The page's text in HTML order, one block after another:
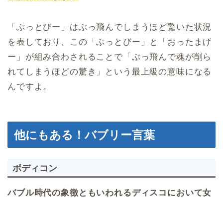
「ぶっとびー」はぶっ飛んでしまうほど驚いた状況
を表しており、この「ぶっとびー」と「おったまげ
ー」が組み合わされることで「ぶっ飛んで魂が削ら
れてしまうほどの驚き」という最上級の意味になる
んですよ。
他にもある！バブリー言葉
ボディコン
バブル時代の象徴ともいわれるディスコにおいて女